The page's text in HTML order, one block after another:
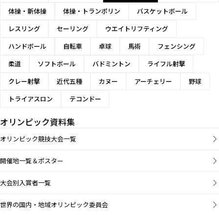
体操・新体操
体操・トランポリン
バスケットボール
レスリング
セーリング
ウエイトリフティング
ハンドボール
自転車 卓球 馬術
フェンシング
柔道
ソフトボール バドミントン
ライフル射撃
クレー射撃
近代五種 カヌー アーチェリー
野球
トライアスロン
テコンドー
オリンピック資料集
オリンピック競技大会一覧
開催地一覧＆ポスター
大会別入賞者一覧
世界の国内・地域オリンピック委員会